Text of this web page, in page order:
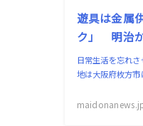
遊具は金属
ク」 明治
日常生活を忘れ
地は大阪府枚方